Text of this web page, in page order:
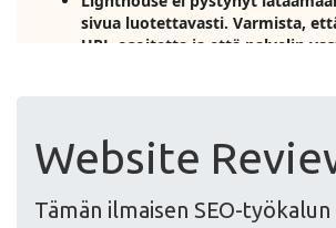
Website
Tämän ilmaisen SEO-